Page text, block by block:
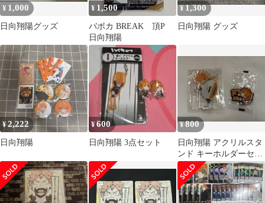
¥ 1,000
日向翔陽グッズ
¥ 1,500
バボカ BREAK 頂P
日向翔陽
¥1,300
日向翔陽 グッズ
¥2,222
日向翔陽
¥600
日向翔陽 3点セット
¥800
日向翔陽 アクリルスタ
ンド キーホルダーセッ
ト